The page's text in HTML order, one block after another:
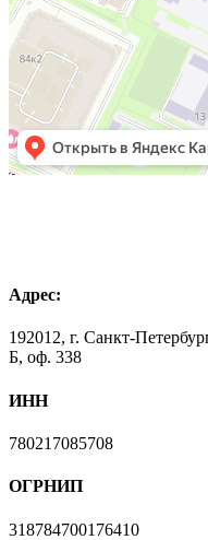
Адрес:
192012, г. Санкт-
Б, оф. 338
ИНН
780217085708
ОГРНИП
318784700176410